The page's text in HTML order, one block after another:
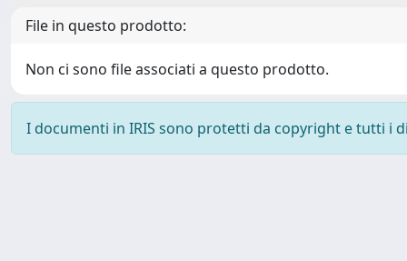
File in questo prodotto:
Non ci sono file associati a questo prodotto.
I documenti in IRIS sono protetti da copyright e tutti i